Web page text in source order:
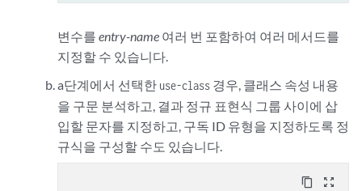
변수를 entry-name여러 번 포함하여 여러 메서드를
지정할 수 있습니다.
a단계에서 선택한 use-class경우, 클래스 속성 내용
을 구문 분석하고, 결과 정규 표현식 그룹 사이에 삽
입할 문자를 지정하고, 구독 ID 유형을 지정하도록 정
규식을 구성할 수도 있습니다.
content_copy zoom_out_map